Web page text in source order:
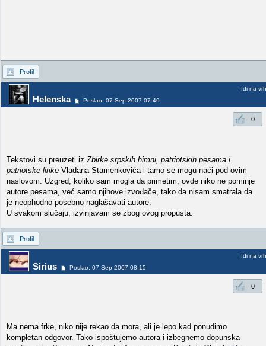
Profil
Helenska Poslao: 07 Sep 2007 07:49
Idi na vrh
0
Tekstovi su preuzeti izZbirke srpskih himni, patriotskih pesama i
patriotske lirike Vladana Stamenkovića i tamo se mogu naći pod ovim
naslovom. Uzgred, koliko sam mogla da primetim, ovde niko ne pominje
autore pesama, već samo njihove izvođače, tako da nisam smatrala da
je neophodno posebno naglašavati autore.
U svakom slučaju, izvinjavam se zbog ovog propusta.
Profil
Sirius Poslao: 07 Sep 2007 08:15
Idi na vrh
0
Ma nema frke, niko nije rekao da mora, ali je lepo kad ponudimo
kompletan odgovor. Tako ispoštujemo autora i izbegnemo dopunska